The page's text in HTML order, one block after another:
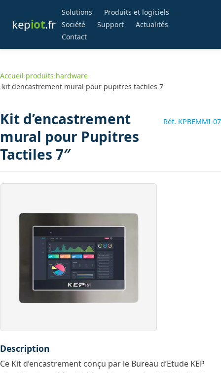
kepiot.fr
Solutions
Produits et logiciels
Société
Support
Actualités
Contact
Accueil›produits›hardware
›kit dencastrement mural pour pupitres tactiles 7
Kit d’encastrement
mural pour Pupitres
Tactiles 7″
Réf. KPBEMMI-07
Description
Ce Kit d’encastrement conçu par le Bureau d’Etude KEP